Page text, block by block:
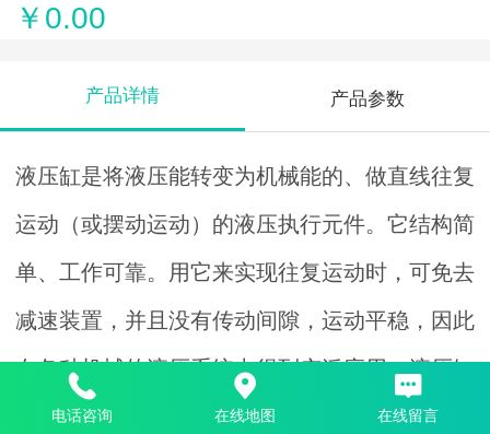
￥0.00
产品详情 产品参数
液压缸是将液压能转变为机械能的、做直线往复
运动（或摆动运动）的液压执行元件。它结构简
单、工作可靠。用它来实现往复运动时，可免去
减速装置，并且没有传动间隙，运动平稳，因此
在各种机械的液压系统中得到广泛应用。液压缸
输出力和活塞有效面积及其两边的压差成正比；
电话咨询 在线地图 在线留言